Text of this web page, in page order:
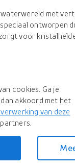
met
ontworpen
voor
cookies. Ga je
akkoord met het
van deze